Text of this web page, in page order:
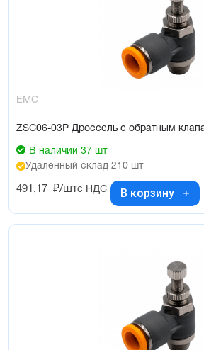
EMC
ZSC06-03P Дроссель с обратным
В наличии 37 шт
Удалённый склад 210 шт
491,17 ₽/штс НДС В корзину